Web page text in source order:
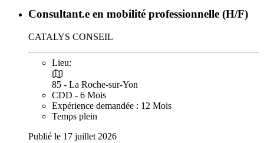
Consultant.e en mobilité professionnelle (H/F)
CATALYS CONSEIL
Lieu:
85 - La Roche-sur-Yon
CDD - 6 Mois
Expérience demandée : 12 Mois
Temps plein
Publié le 17 juillet 2026